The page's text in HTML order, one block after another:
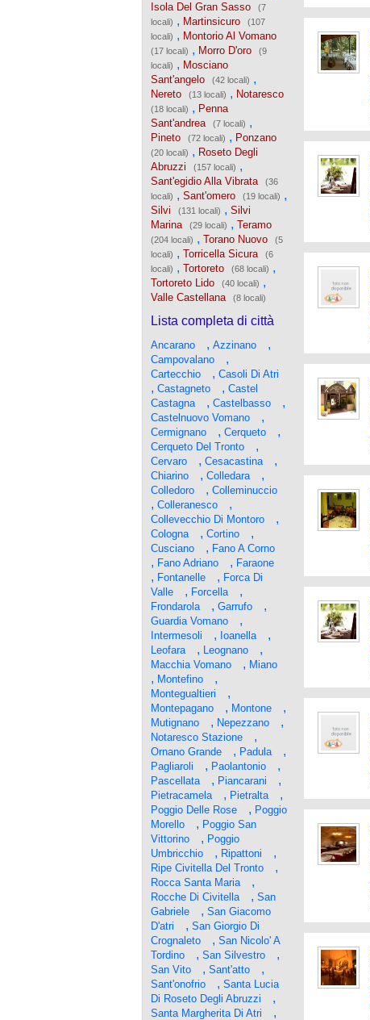
Isola Del Gran Sasso
(7
locali) , Martinsicuro
(107
locali) , Montorio Al Vomano
(17 locali) , Morro D'oro
(9
locali) , Mosciano
Sant'angelo
(42 locali) ,
Nereto (13 locali) , Notaresco
(18 locali) , Penna
Sant'andrea
(7 locali) ,
Pineto (72 locali) , Ponzano
(20 locali) , Roseto Degli
Abruzzi
(157 locali) ,
Sant'egidio Alla Vibrata
(36
locali) , Sant'omero (19 locali) ,
Silvi (131 locali) , Silvi
Marina
(29 locali) , Teramo
(204 locali) , Torano Nuovo
(5
locali) , Torricella Sicura
(6
locali) , Tortoreto (68 locali) ,
Tortoreto Lido (40 locali) ,
Valle Castellana (8 locali)
Lista completa di città
Ancarano , Azzinano ,
Campovalano ,
Cartecchio , Casoli Di Atri
, Castagneto , Castel
Castagna
, Castelbasso ,
Castelnuovo Vomano ,
Cermignano , Cerqueto ,
Cerqueto Del Tronto ,
Cervaro , Cesacastina ,
Chiarino , Colledara ,
Colledoro , Colleminuccio
, Colleranesco ,
Collevecchio Di Montoro ,
Cologna , Cortino ,
Cusciano , Fano A Corno
, Fano Adriano , Faraone
, Fontanelle , Forca Di
Valle
, Forcella ,
Frondarola , Garrufo ,
Guardia Vomano ,
Intermesoli , Ioanella ,
Leofara , Leognano ,
Macchia Vomano , Miano
, Montefino ,
Montegualtieri ,
Montepagano , Montone ,
Mutignano , Nepezzano ,
Notaresco Stazione ,
Ornano Grande , Padula ,
Pagliaroli , Paolantonio ,
Pascellata , Piancarani ,
Pietracamela , Pietralta ,
Poggio Delle Rose , Poggio
Morello
, Poggio San
Vittorino
, Poggio
Umbricchio
, Ripattoni ,
Ripe Civitella Del Tronto ,
Rocca Santa Maria ,
Rocche Di Civitella , San
Gabriele
, San Giacomo
D'atri
, San Giorgio Di
Crognaleto
, San Nicolo' A
Tordino
, San Silvestro ,
San Vito , Sant'atto ,
Sant'onofrio , Santa Lucia
Di Roseto Degli Abruzzi
,
Santa Margherita Di Atri ,